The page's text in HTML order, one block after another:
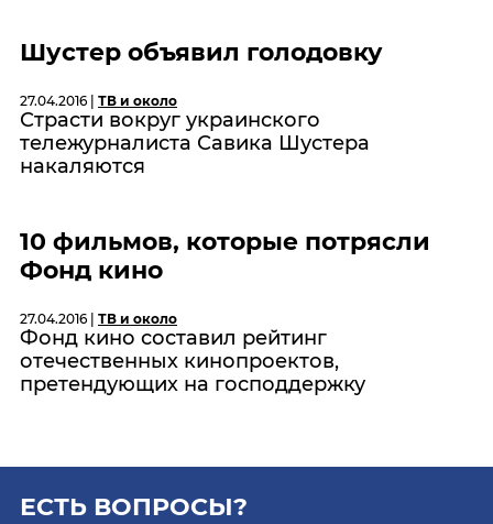
Шустер объявил голодовку
27.04.2016 | ТВ и около
Страсти вокруг украинского
тележурналиста Савика Шустера
накаляются
10 фильмов, которые потрясли
Фонд кино
27.04.2016 | ТВ и около
Фонд кино составил рейтинг
отечественных кинопроектов,
претендующих на господдержку
ЕСТЬ ВОПРОСЫ?